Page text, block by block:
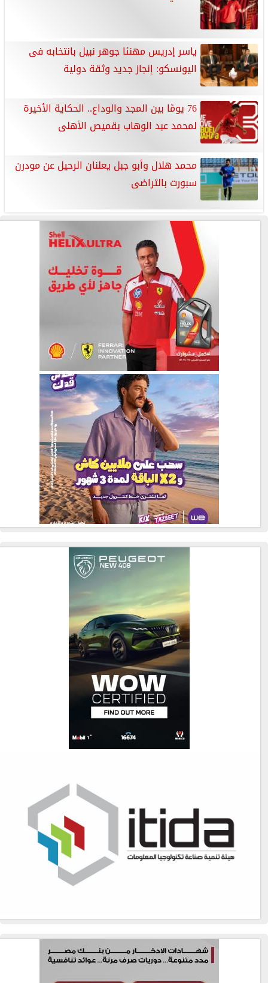
ياسر إدريس مهنئا جوهر نبيل بانتخابه فى
اليونسكو: إنجاز جديد وثقة دولية
76 يومًا بين المجد والوداع.. الحكاية الأخيرة
لمحمد عبد الوهاب بقميص الأهلى
محمد هلال وأبو جبل يعلنان الرحيل عن مودرن
سبورت بالتراضى